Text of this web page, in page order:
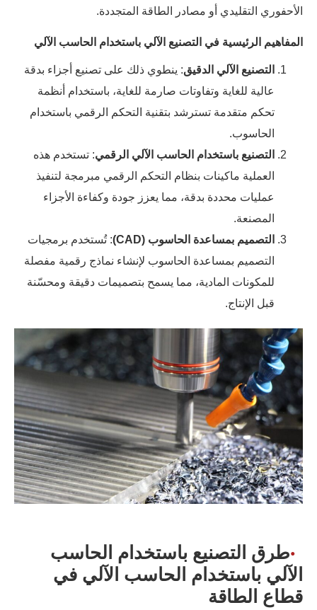
الأحفوري التقليدي أو مصادر الطاقة المتجددة.
المفاهيم الرئيسية في التصنيع الآلي باستخدام الحاسب الآلي
التصنيع الآلي الدقيق: ينطوي ذلك على تصنيع أجزاء بدقة
عالية للغاية وتفاوتات صارمة للغاية، باستخدام أنظمة
تحكم متقدمة تسترشد بتقنية التحكم الرقمي باستخدام
الحاسوب.
التصنيع باستخدام الحاسب الآلي الرقمي: تستخدم هذه
العملية ماكينات بنظام التحكم الرقمي مبرمجة لتنفيذ
عمليات محددة بدقة، مما يعزز جودة وكفاءة الأجزاء
المصنعة.
التصميم بمساعدة الحاسوب (CAD)
: تُستخدم برمجيات
التصميم بمساعدة الحاسوب لإنشاء نماذج رقمية مفصلة
للمكونات المادية، مما يسمح بتصميمات دقيقة ومحسّنة
قبل الإنتاج.
طرق التصنيع باستخدام الحاسب
الآلي باستخدام الحاسب الآلي في
قطاع الطاقة